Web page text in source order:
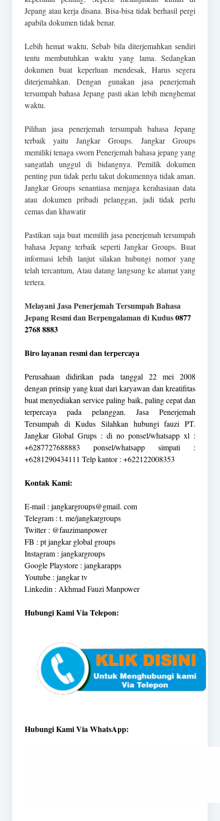
Jepang atau kerja disana. Bisa-bisa tidak berhasil pergi
apabila dokumen tidak benar.
Lebih hemat waktu, Sebab bila diterjemahkan sendiri
tentu membutuhkan waktu yang lama. Sedangkan
dokumen buat keperluan mendesak, Harus segera
diterjemahkan. Dengan gunakan jasa penerjemah
tersumpah bahasa Jepang pasti akan lebih menghemat
waktu.
Pilihan jasa penerjemah tersumpah bahasa Jepang
terbaik yaitu Jangkar Groups. Jangkar Groups
memiliki tenaga sworn Penerjemah bahasa jepang yang
sangatlah unggul di bidangnya. Pemilik dokumen
penting pun tidak perlu takut dokumennya tidak aman.
Jangkar Groups senantiasa menjaga kerahasiaan data
atau dokumen pribadi pelanggan, jadi tidak perlu
cemas dan khawatir
Pastikan saja buat memilih jasa penerjemah tersumpah
bahasa Jepang terbaik seperti Jangkar Groups. Buat
informasi lebih lanjut silakan hubungi nomor yang
telah tercantum, Atau datang langsung ke alamat yang
tertera.
Melayani Jasa Penerjemah Tersumpah Bahasa
Jepang Resmi dan Berpengalaman di Kudus0877
2768 8883
Biro layanan resmi dan terpercaya
Perusahaan didirikan pada tanggal 22 mei 2008
dengan prinsip yang kuat dari karyawan dan kreatifitas
buat menyediakan service paling baik, paling cepat dan
terpercaya pada pelanggan. Jasa Penerjemah
Tersumpah di Kudus Silahkan hubungi fauzi PT.
Jangkar Global Grups : di no ponsel/whatsapp xl :
+6287727688883 ponsel/whatsapp simpati :
+6281290434111 Telp kantor : +622122008353
Kontak Kami:
E-mail : jangkargroups@gmail. com
Telegram : t. me/jangkargroups
Twitter : @fauzimanpower
FB : pt jangkar global groups
Instagram : jangkargroups
Google Playstore : jangkarapps
Youtube : jangkar tv
Linkedin : Akhmad Fauzi Manpower
Hubungi Kami Via Telepon:
Hubungi Kami Via WhatsApp: